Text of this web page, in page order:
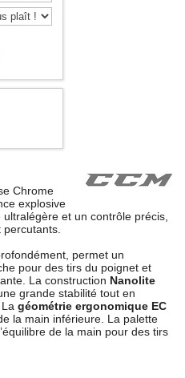
Chrome
explosive
ultralégère et un contrôle précis,
permet un
pour des tirs du poignet et
La construction Nanolite
grande stabilité tout en
géométrie ergonomique EC
la main inférieure. La palette
de la main pour des tirs